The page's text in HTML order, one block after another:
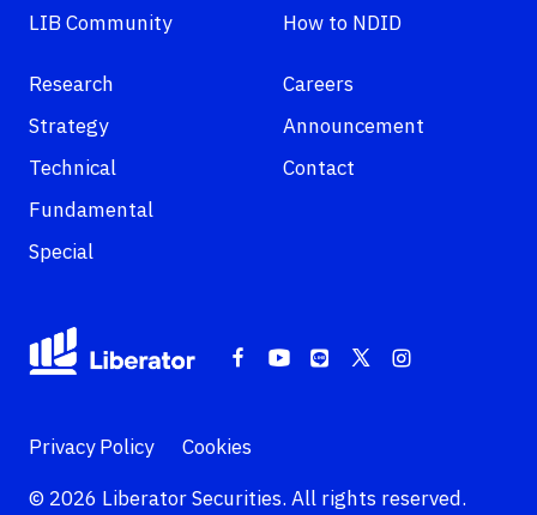
LIB Community
How to NDID
Research
Strategy
Technical
Fundamental
Special
Careers
Announcement
Contact
Privacy Policy
Cookies
© 2026 Liberator Securities. All rights reserved.